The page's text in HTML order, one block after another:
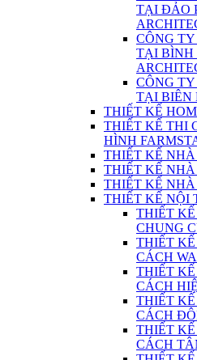
TẠI ĐẢO
CÔNG
TẠI BÌNH
CÔNG
TẠI BIÊN
THIẾT KẾ
THIẾT KẾ THI
HÌNH
THIẾT KẾ NHÀ
THIẾT KẾ
THIẾT KẾ NHÀ
THIẾT KẾ NỘI
THIẾT
CHUNG
THIẾT
CÁCH
THIẾT
CÁCH
THIẾT
CÁCH
THIẾT
CÁCH